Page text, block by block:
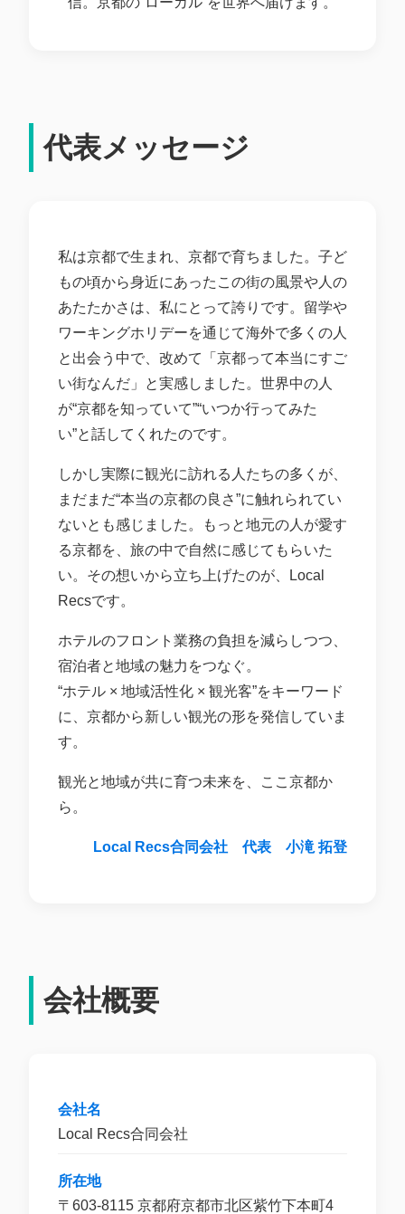
代表メッセージ
私は京都で生まれ、京都で育ちました。子ど
もの頃から身近にあったこの街の風景や人の
あたたかさは、私にとって誇りです。留学や
ワーキングホリデーを通じて海外で多くの人
と出会う中で、改めて「京都って本当にすご
い街なんだ」と実感しました。世界中の人
が“京都を知っていて”“いつか行ってみた
い”と話してくれたのです。
しかし実際に観光に訪れる人たちの多くが、
まだまだ“本当の京都の良さ”に触れられてい
ないとも感じました。もっと地元の人が愛す
る京都を、旅の中で自然に感じてもらいた
い。その想いから立ち上げたのが、Local
Recsです。
ホテルのフロント業務の負担を減らしつつ、
宿泊者と地域の魅力をつなぐ。
“ホテル × 地域活性化 × 観光客”をキーワード
に、京都から新しい観光の形を発信していま
す。
観光と地域が共に育つ未来を、ここ京都か
ら。
Local Recs合同会社 代表 小滝 拓登
会社概要
会社名
Local Recs合同会社
所在地
〒603-8115 京都府京都市北区紫竹下本町4